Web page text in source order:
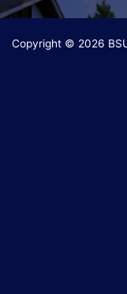
Copyright © 2026